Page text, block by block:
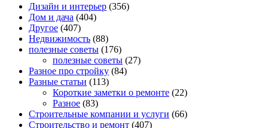
Дизайн и интерьер (356)
Дом и дача (404)
Другое (407)
Недвижимость (88)
полезные советы (176)
полезные советы (27)
Разное про стройку (84)
Разные статьи (113)
Короткие заметки о ремонте (22)
Разное (83)
Строительные компании и услуги (66)
Строительство и ремонт (407)